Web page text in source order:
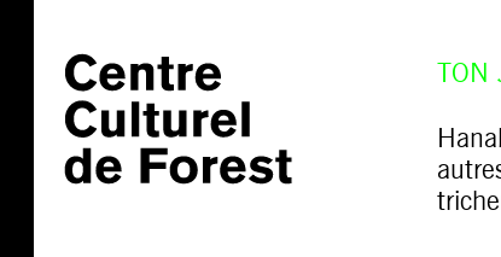
TON